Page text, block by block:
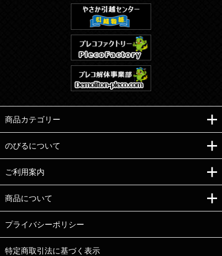
商品カテゴリー
のびるについて
ご利用案内
商品について
プライバシーポリシー
特定商取引法に基づく表示
Copyright (C)e-nobiru All right reserved.